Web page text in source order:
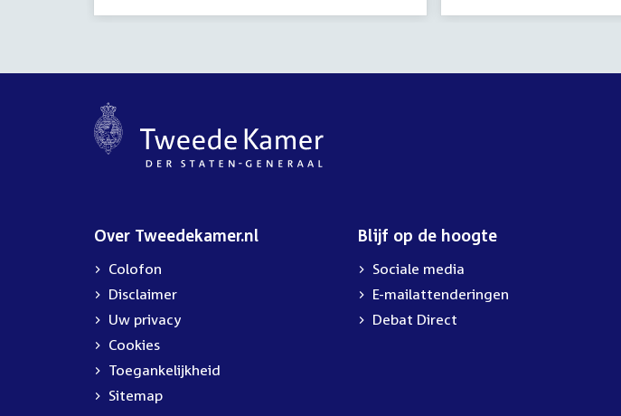
Over Tweedekamer.nl
Colofon
Disclaimer
Uw privacy
Cookies
Toegankelijkheid
Sitemap
Blijf op de hoogte
Sociale media
E-mailattenderingen
Debat Direct